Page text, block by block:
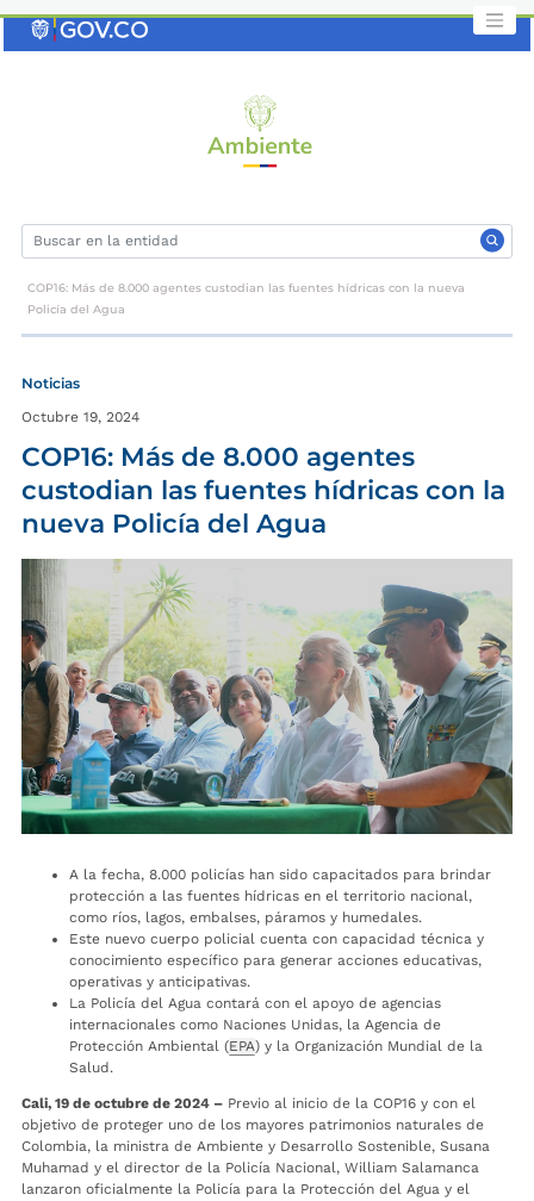
COP16: Más de 8.000 agentes custodian las fuentes hídricas con la nueva
Policía del Agua
Noticias
Octubre 19, 2024
COP16: Más de 8.000 agentes
custodian las fuentes hídricas con la
nueva Policía del Agua
A la fecha, 8.000 policías han sido capacitados para brindar
protección a las fuentes hídricas en el territorio nacional,
como ríos, lagos, embalses, páramos y humedales.
Este nuevo cuerpo policial cuenta con capacidad técnica y
conocimiento específico para generar acciones educativas,
operativas y anticipativas.
La Policía del Agua contará con el apoyo de agencias
internacionales como Naciones Unidas, la Agencia de
Protección Ambiental (EPA) y la Organización Mundial de la
Salud.
Cali, 19 de octubre de 2024 – Previo al inicio de la COP16 y con el
objetivo de proteger uno de los mayores patrimonios naturales de
Colombia, la ministra de Ambiente y Desarrollo Sostenible, Susana
Muhamad y el director de la Policía Nacional, William Salamanca
lanzaron oficialmente la Policía para la Protección del Agua y el